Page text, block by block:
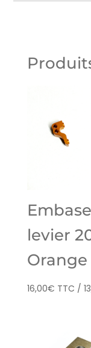
Embase
levier
Orange
16,00€ TTC /